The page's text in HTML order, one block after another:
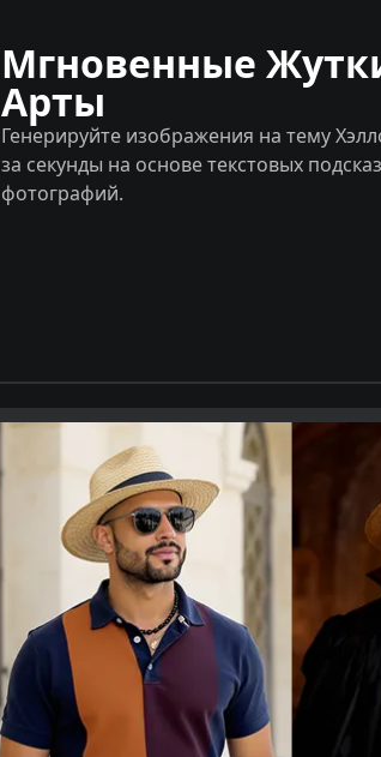
Мгновенные
Арты
Генерируйте изображения на тему
за секунды на основе текстовых
фотографий.